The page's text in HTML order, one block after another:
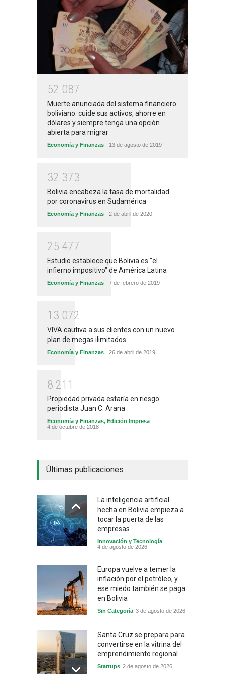
52 087
Muerte anunciada del sistema financiero
boliviano: cuide sus activos, ahorre en
dólares y siempre tenga una opción
abierta para migrar
Economía y Finanzas 13 de agosto de 2019
32 373
Bolivia encabeza la tasa de mortalidad
por coronavirus en Sudamérica
Economía y Finanzas 2 de abril de 2020
25 477
Estudio establece que Bolivia es "el
infierno impositivo" de América Latina
Economía y Finanzas 7 de febrero de 2019
1 3 072
VIVA cautiva a sus clientes con un nuevo
plan de megas ilimitados
Economía y Finanzas 26 de abril de 2019
8 21 1
Propiedad privada estaría en riesgo:
periodista Juan C. Arana
Economía y Finanzas, Edición Impresa
4 de octubre de 2018
Últimas publicaciones
La inteligencia artificial
hecha en Bolivia empieza a
tocar la puerta de las
empresas
Innovación y Tecnología
4 de agosto de 2026
Europa vuelve a temer la
inflación por el petróleo, y
ese miedo también se paga
en Bolivia
Sin Categoría 3 de agosto de 2026
Santa Cruz se prepara para
convertirse en la vitrina del
emprendimiento regional
Startups 2 de agosto de 2026